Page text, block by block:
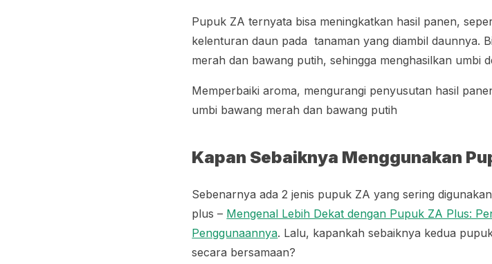
Pupuk ZA ternyata bisa meningkatkan hasil panen,
kelenturan daun pada tanaman yang diambil daunnya.
merah dan bawang putih, sehingga menghasilkan umbi
Memperbaiki aroma, mengurangi penyusutan hasil
umbi bawang merah dan bawang putih
Kapan Sebaiknya Menggunakan
Sebenarnya ada 2 jenis pupuk ZA yang sering
plus – Mengenal Lebih Dekat dengan Pupuk ZA Plus:
Penggunaannya. Lalu, kapankah sebaiknya kedua
secara bersamaan?